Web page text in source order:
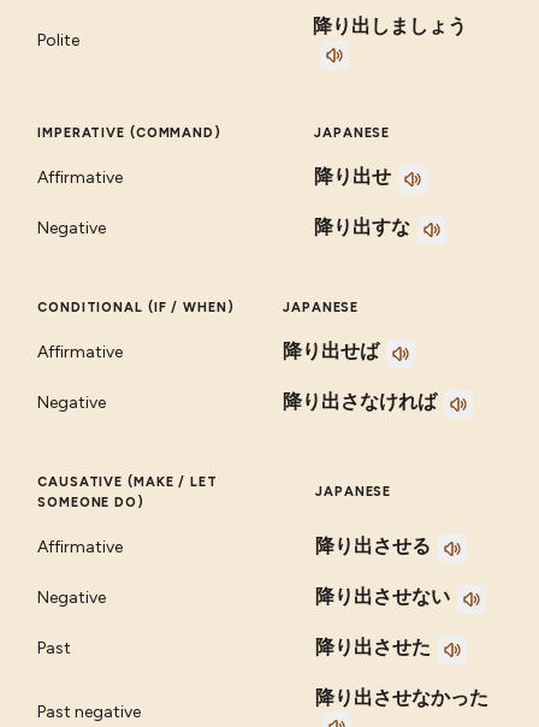
Polite
降り出しましょう
IMPERATIVE (COMMAND) JAPANESE
Affirmative 降り出せ
Negative 降り出すな
CONDITIONAL (IF / WHEN) JAPANESE
Affirmative 降り出せば
Negative 降り出さなければ
CAUSATIVE (MAKE / LET
SOMEONE DO)
JAPANESE
Affirmative 降り出させる
Negative 降り出させない
Past 降り出させた
Past negative
降り出させなかった